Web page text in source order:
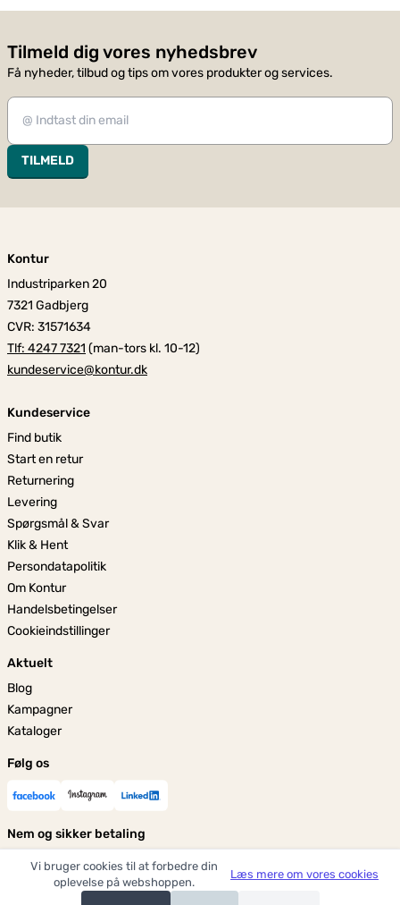
Tilmeld dig vores nyhedsbrev
Få nyheder, tilbud og tips om vores produkter og services.
TILMELD
Kontur
Industriparken 20
7321 Gadbjerg
CVR: 31571634
Tlf: 4247 7321 (man-tors kl. 10-12)
kundeservice@kontur.dk
Kundeservice
Find butik
Start en retur
Returnering
Levering
Spørgsmål & Svar
Klik & Hent
Persondatapolitik
Om Kontur
Handelsbetingelser
Cookieindstillinger
Aktuelt
Blog
Kampagner
Kataloger
Følg os
Nem og sikker betaling
Vi bruger cookies til at forbedre din
oplevelse på webshoppen.
Læs mere om vores cookies